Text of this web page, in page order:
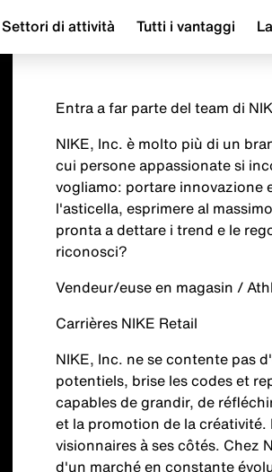
Settori di attività Tutti i vantaggi
Entra a far parte del team di
NIKE, Inc. è molto più di un
cui persone appassionate si
vogliamo: portare innovazione
l'asticella, esprimere al
pronta a dettare i trend e le
riconosci?
Vendeur/euse en magasin /
Carrières NIKE Retail
NIKE, Inc. ne se contente pas
potentiels, brise les codes et
capables de grandir, de
et la promotion de la créativité.
visionnaires à ses côtés. Chez
d'un marché en constante